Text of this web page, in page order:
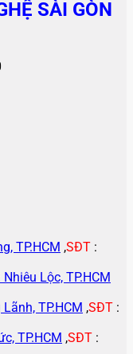
SÀI GÒN
TP.HCM ,SĐT :
Lộc, TP.HCM
TP.HCM ,SĐT :
TP.HCM ,SĐT :